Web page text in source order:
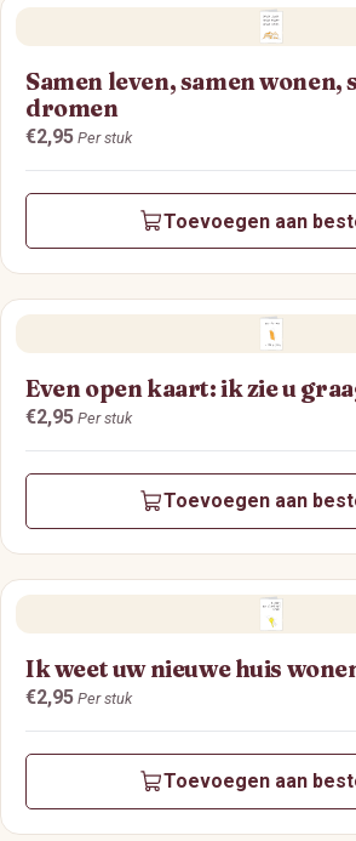
Samen leven, samen wonen,
dromen
Prijs:
€2,95 Per stuk
Toevoegen aan
Even open kaart: ik zie u
Prijs:
€2,95 Per stuk
Toevoegen aan
Ik weet uw nieuwe huis
Prijs:
€2,95 Per stuk
Toevoegen aan